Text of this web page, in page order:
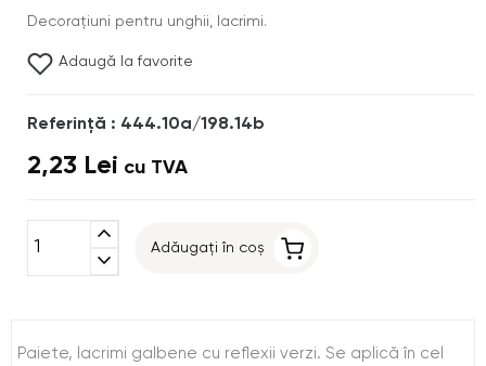
Decoraţiuni pentru unghii, lacrimi.
Adaugă la favorite
Referinţă : 444.10a/198.14b
2,23 Lei cu TVA
expand_less
expand_more
Adăugați în coș
Paiete, lacrimi galbene cu reflexii verzi. Se aplică în cel